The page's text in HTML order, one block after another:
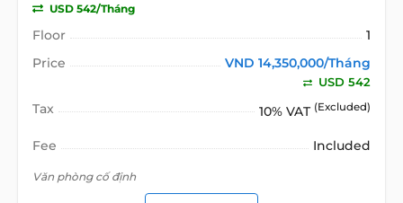
USD 542/Tháng
Floor
1
Price
VND 14,350,000/Tháng
USD 542
Tax 10% VAT (Excluded)
Fee Included
Văn phòng cố định